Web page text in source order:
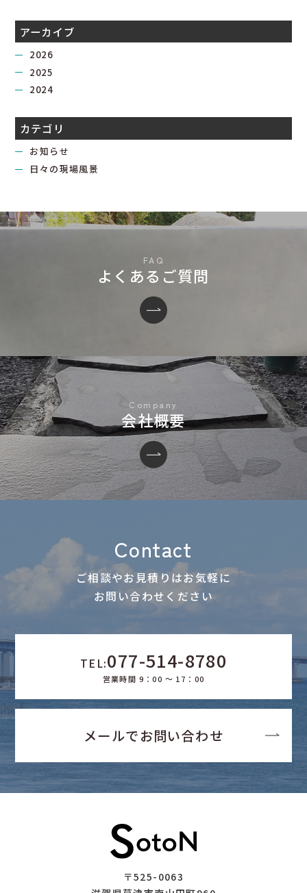
アーカイブ
2026
2025
2024
カテゴリ
お知らせ
日々の現場風景
よくあるご質問
会社概要
Contact
ご相談やお見積りはお気軽に
お問い合わせください
TEL:077-514-8780
営業時間 9：00 ～ 17：00
メールでお問い合わせ
〒525-0063